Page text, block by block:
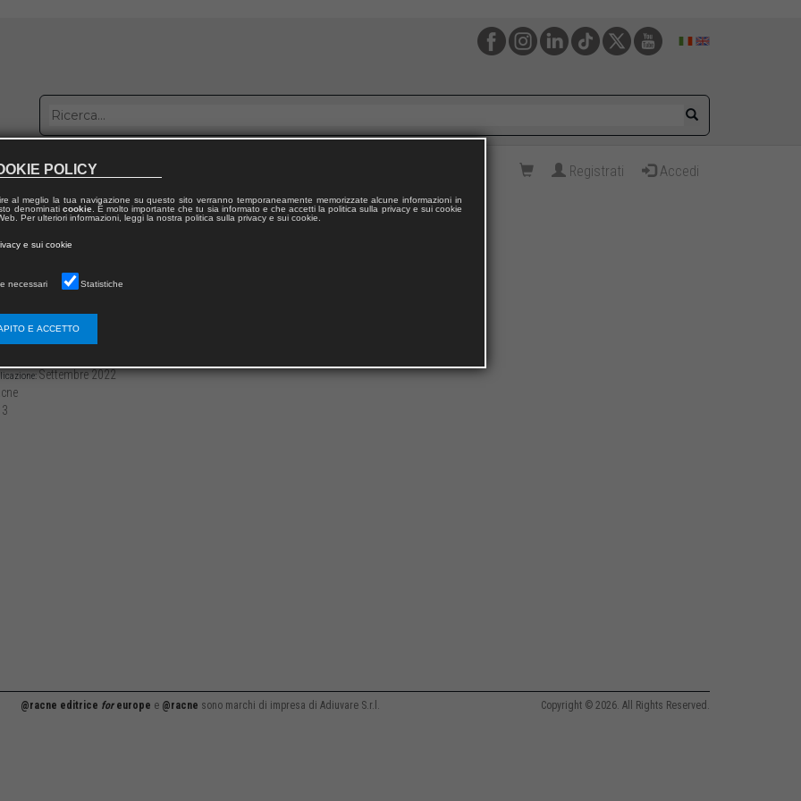
con noi Registrati Accedi
Settembre 2022
@racne editrice foreurope e @racne sono marchi di impresa di Adiuvare S.r.l. Copyright © 2026. All Rights Reserved.
POLICY
al meglio la tua navigazione su questo sito verranno temporaneamente memorizzate alcune informazioni in
denominati cookie. È molto importante che tu sia informato e che accetti la politica sulla privacy e sui cookie
Per ulteriori informazioni, leggi la nostra politica sulla privacy e sui cookie.
e sui cookie
necessari Statistiche
E ACCETTO